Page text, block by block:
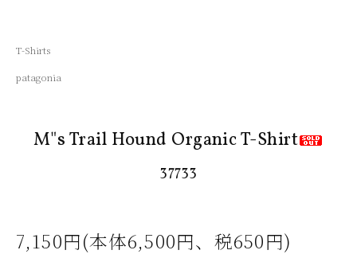
T-Shirts
patagonia
M"s Trail Hound Organic T-Shirt
37733
7,150円(本体6,500円、税650円)